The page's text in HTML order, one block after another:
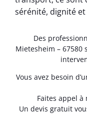
sérénité, dignité
Des
Mietesheim – 67580
Vous avez besoin
Faites appel à
Un devis gratuit